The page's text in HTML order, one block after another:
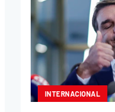
INTERNACIONAL